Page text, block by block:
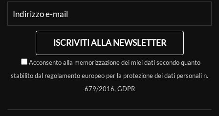
ISCRIVITI ALLA NEWSLETTER
Acconsento alla memorizzazione dei miei dati secondo quanto
stabilito dal regolamento europeo per la protezione dei dati personali n.
679/2016, GDPR